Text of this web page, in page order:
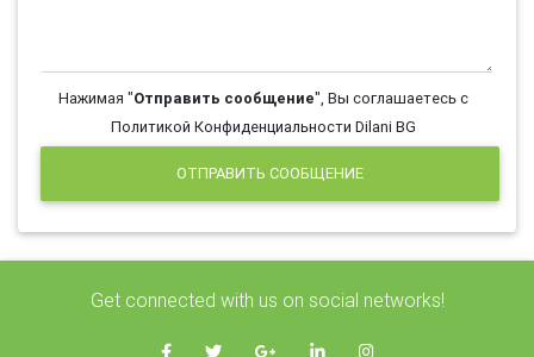
Нажимая "Отправить сообщение", Вы соглашаетесь с
Политикой Конфиденциальности Dilani BG
ОТПРАВИТЬ СООБЩЕНИЕ
Get connected with us on social networks!